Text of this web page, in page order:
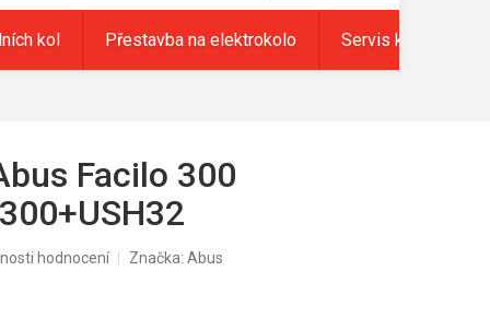
kol Přestavba na elektrokolo Servis kol
Facilo 300
hodnocení Značka: Abus